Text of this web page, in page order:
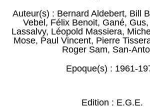
Auteur(s) : Bernard Aldebert, Bill
Vebel, Félix Benoit, Gané, Gus,
Lassalvy, Léopold Massiera,
Mose, Paul Vincent, Pierre
Roger Sam, San-
Epoque(s) : 1961-
Edition : E.G.E.